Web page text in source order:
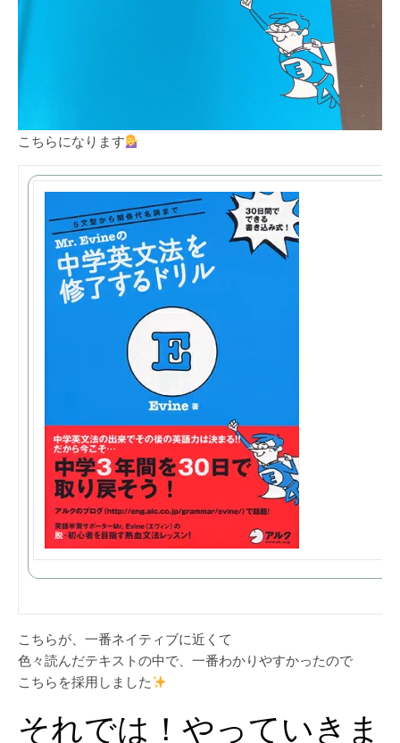
こちらになります
こちらが、一番ネイティブに近くて
色々読んだテキストの中で、一番わかりやすかったので
こちらを採用しました
それでは！やっていきま